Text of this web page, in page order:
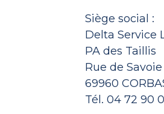
Siège social :
Delta Service
PA des Taillis
Rue de Savoie
69960
Tél. 04 72 90